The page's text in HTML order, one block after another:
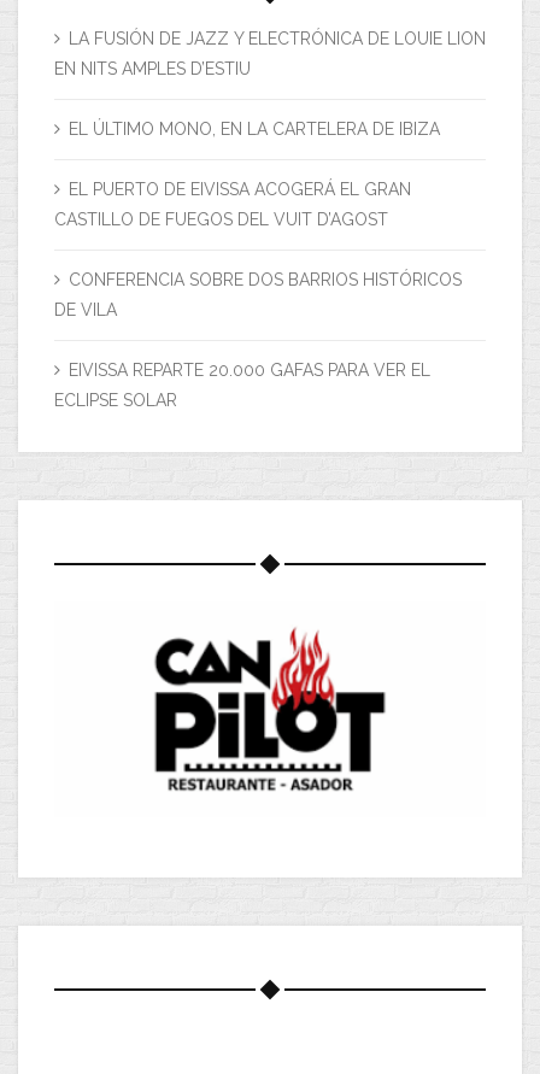
LA FUSIÓN DE JAZZ Y ELECTRÓNICA DE LOUIE LION
EN NITS AMPLES D’ESTIU
EL ÚLTIMO MONO, EN LA CARTELERA DE IBIZA
EL PUERTO DE EIVISSA ACOGERÁ EL GRAN
CASTILLO DE FUEGOS DEL VUIT D’AGOST
CONFERENCIA SOBRE DOS BARRIOS HISTÓRICOS
DE VILA
EIVISSA REPARTE 20.000 GAFAS PARA VER EL
ECLIPSE SOLAR